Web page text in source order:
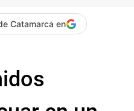
Catamarca en